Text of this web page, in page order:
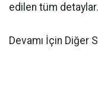
edilen tüm
Devamı İçin Diğer